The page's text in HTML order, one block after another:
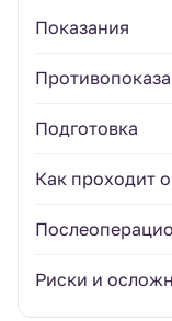
Показания
Подготовка
Как проходит
Риски и